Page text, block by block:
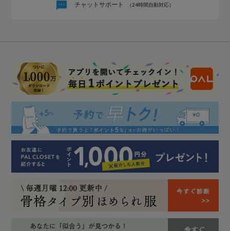
チャットサポート （24時間自動対応）